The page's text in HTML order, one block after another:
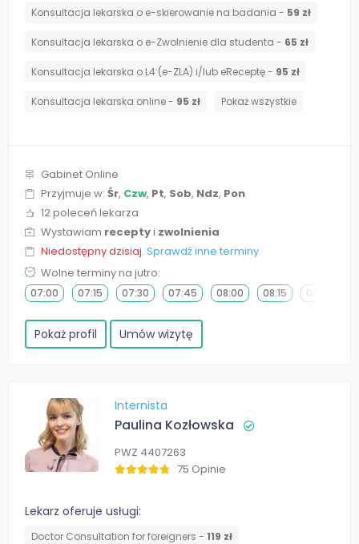
Konsultacja lekarska o e-skierowanie na badania - 59 zł
Konsultacja lekarska o e-Zwolnienie dla studenta - 65 zł
Konsultacja lekarska o L4 (e-ZLA) i/lub eReceptę - 95 zł
Konsultacja lekarska online - 95 zł Pokaż wszystkie
Gabinet Online
Przyjmuje w: Śr, Czw, Pt, Sob, Ndz, Pon
12 poleceń lekarza
Wystawiam receptyi zwolnienia
Niedostępny dzisiaj. Sprawdź inne terminy
Wolne terminy na jutro:
07:00 07:15 07:30 07:45 08:00 08:15 08:30
Pokaż profil Umów wizytę
Internista
Paulina Kozłowska
PWZ 4407263
75 Opinie
Lekarz oferuje usługi:
Doctor Consultation for foreigners - 119 zł